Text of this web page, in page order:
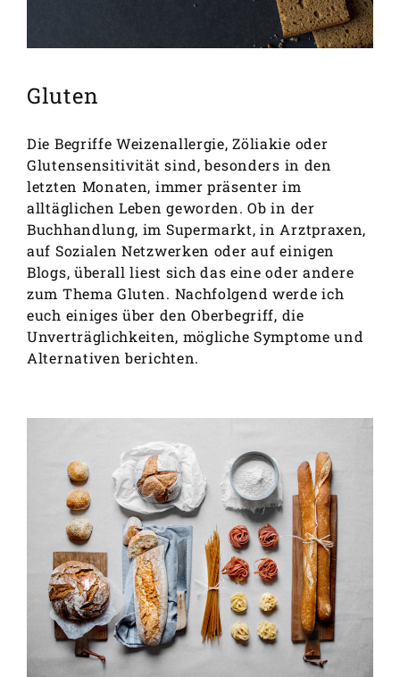
Gluten
Die Begriffe Weizenallergie, Zöliakie oder
Glutensensitivität sind, besonders in den
letzten Monaten, immer präsenter im
alltäglichen Leben geworden. Ob in der
Buchhandlung, im Supermarkt, in Arztpraxen,
auf Sozialen Netzwerken oder auf einigen
Blogs, überall liest sich das eine oder andere
zum Thema Gluten. Nachfolgend werde ich
euch einiges über den Oberbegriff, die
Unverträglichkeiten, mögliche Symptome und
Alternativen berichten.